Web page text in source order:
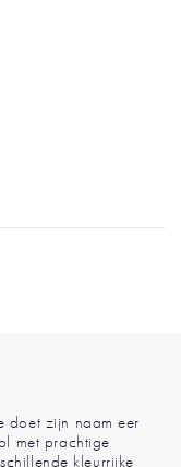
doet zijn naam eer
met prachtige
kleurrijke